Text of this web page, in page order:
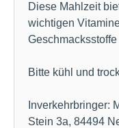
Diese Mahlzeit
wichtigen
Bitte kühl und
Inverkehrbringer:
Stein 3a, 84494